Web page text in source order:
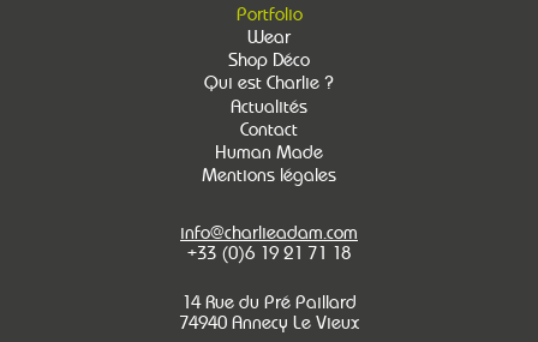
Portfolio
Wear
Shop Déco
Qui est Charlie ?
Actualités
Contact
Human Made
Mentions légales
info@charlieadam.com
+33 (0)6 19 21 71 18
14 Rue du Pré Paillard
74940 Annecy Le Vieux